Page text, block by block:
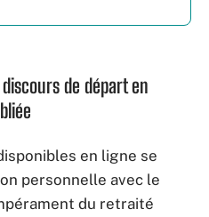
de départ en
en ligne se
personnelle avec le
du retraité